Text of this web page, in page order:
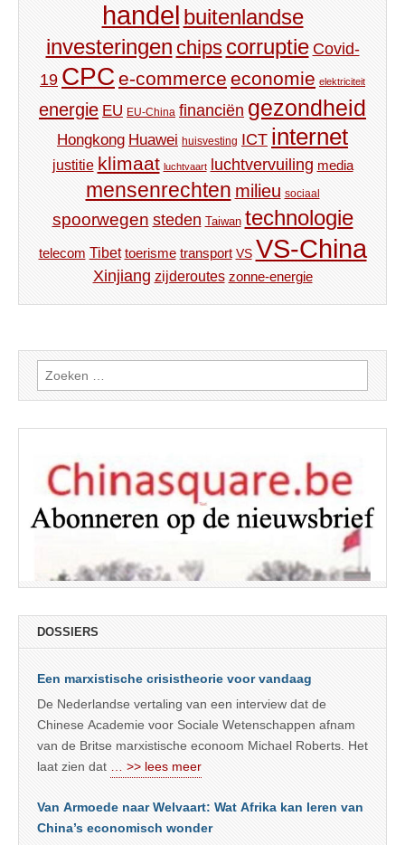
handel buitenlandse
investeringen chips corruptie Covid-
19 CPC e-commerce economie elektriciteit
energie EU EU-China financiën gezondheid
Hongkong Huawei huisvesting ICT internet
justitie klimaat luchtvaart luchtvervuiling media
mensenrechten milieu sociaal
spoorwegen steden Taiwan technologie
telecom Tibet toerisme transport VS VS-China
Xinjiang zijderoutes zonne-energie
Zoeken
naar:
DOSSIERS
Een marxistische crisistheorie voor vandaag
De Nederlandse vertaling van een interview dat de
Chinese Academie voor Sociale Wetenschappen afnam
van de Britse marxistische econoom Michael Roberts. Het
laat zien dat
… >> lees meer
Van Armoede naar Welvaart: Wat Afrika kan leren van
China’s economisch wonder